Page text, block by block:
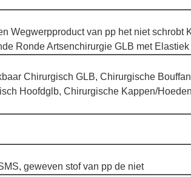
Wegwerpproduct van pp het niet schrobt
Ronde Artsenchirurgie GLB met Elastiek
Chirurgisch GLB, Chirurgische
Hoofdglb, Chirurgische Kappen/
geweven stof van pp de niet